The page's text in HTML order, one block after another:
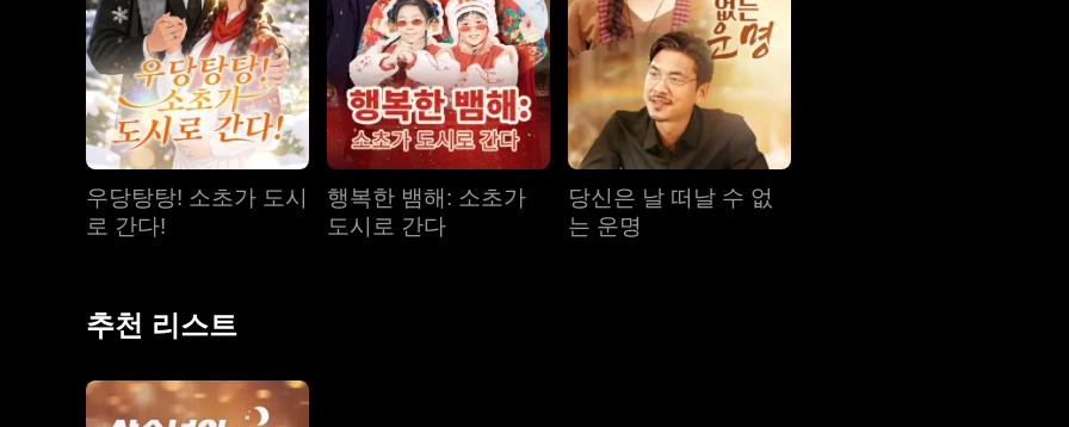
우당탕탕! 소초가 도시
로 간다!
행복한 뱀해: 소초가
도시로 간다
당신은 날 떠날 수 없
는 운명
추천 리스트